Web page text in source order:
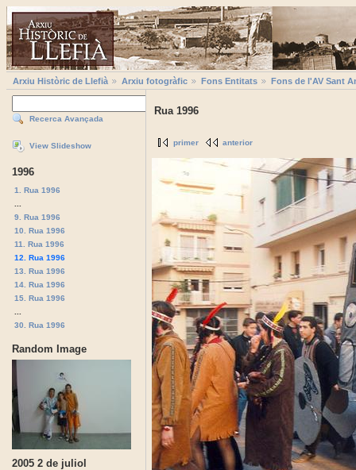
Arxiu Històric de Llefià Arxiu fotogràfic Fons Entitats Fons de l'AV Sant
Recerca Avançada
View Slideshow
1996
1. Rua 1996
9. Rua 1996
10. Rua 1996
11. Rua 1996
12. Rua 1996
13. Rua 1996
14. Rua 1996
15. Rua 1996
30. Rua 1996
Random Image
2005 2 de juliol
Rua 1996
primer anterior